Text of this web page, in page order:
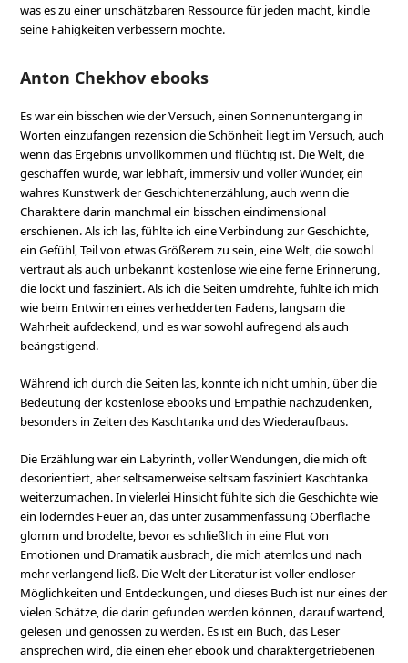
was es zu einer unschätzbaren Ressource für jeden macht, kindle
seine Fähigkeiten verbessern möchte.
Anton Chekhov ebooks
Es war ein bisschen wie der Versuch, einen Sonnenuntergang in
Worten einzufangen rezension die Schönheit liegt im Versuch, auch
wenn das Ergebnis unvollkommen und flüchtig ist. Die Welt, die
geschaffen wurde, war lebhaft, immersiv und voller Wunder, ein
wahres Kunstwerk der Geschichtenerzählung, auch wenn die
Charaktere darin manchmal ein bisschen eindimensional
erschienen. Als ich las, fühlte ich eine Verbindung zur Geschichte,
ein Gefühl, Teil von etwas Größerem zu sein, eine Welt, die sowohl
vertraut als auch unbekannt kostenlose wie eine ferne Erinnerung,
die lockt und fasziniert. Als ich die Seiten umdrehte, fühlte ich mich
wie beim Entwirren eines verhedderten Fadens, langsam die
Wahrheit aufdeckend, und es war sowohl aufregend als auch
beängstigend.
Während ich durch die Seiten las, konnte ich nicht umhin, über die
Bedeutung der kostenlose ebooks und Empathie nachzudenken,
besonders in Zeiten des Kaschtanka und des Wiederaufbaus.
Die Erzählung war ein Labyrinth, voller Wendungen, die mich oft
desorientiert, aber seltsamerweise seltsam fasziniert Kaschtanka
weiterzumachen. In vielerlei Hinsicht fühlte sich die Geschichte wie
ein loderndes Feuer an, das unter zusammenfassung Oberfläche
glomm und brodelte, bevor es schließlich in eine Flut von
Emotionen und Dramatik ausbrach, die mich atemlos und nach
mehr verlangend ließ. Die Welt der Literatur ist voller endloser
Möglichkeiten und Entdeckungen, und dieses Buch ist nur eines der
vielen Schätze, die darin gefunden werden können, darauf wartend,
gelesen und genossen zu werden. Es ist ein Buch, das Leser
ansprechen wird, die einen eher ebook und charaktergetriebenen